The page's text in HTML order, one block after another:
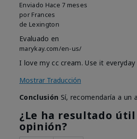
Enviado Hace 7 meses
por Frances
de Lexington
Evaluado en
marykay.com/en-us/
I love my cc cream. Use it everyday
Mostrar Traducción
Conclusión Sí, recomendaría a un
¿Le ha resultado
opinión?